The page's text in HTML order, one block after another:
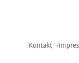
Kontakt